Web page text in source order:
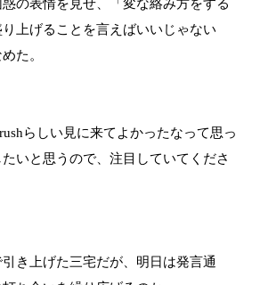
の表情を見せ、「変な絡み方をする
上げることを言えばいいじゃない
た。
らしい見に来てよかったなって思っ
いと思うので、注目していてくださ
き上げた三宅だが、明日は発言通